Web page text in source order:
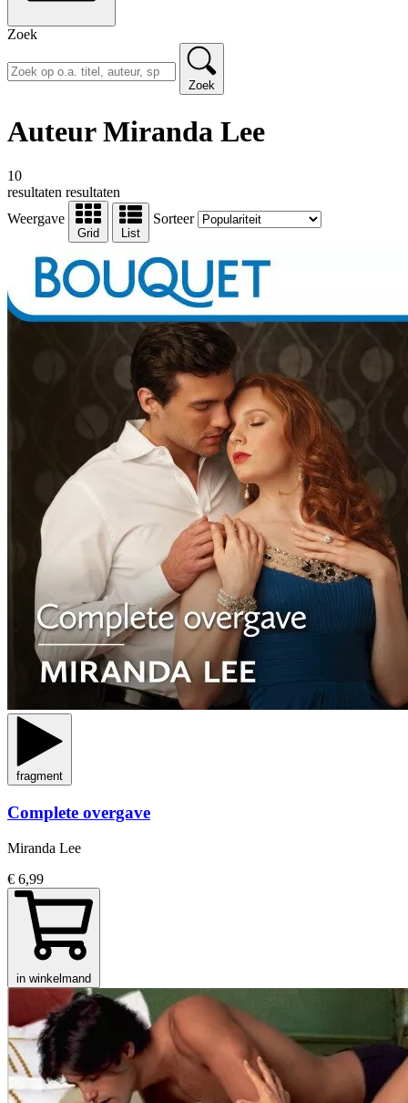
Zoek
Zoek
Auteur Miranda Lee
10
resultaten resultaten
Weergave
Grid List
Sorteer
fragment
Complete overgave
Miranda Lee
€ 6,99
in winkelmand